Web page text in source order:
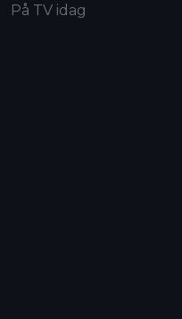
På TV idag